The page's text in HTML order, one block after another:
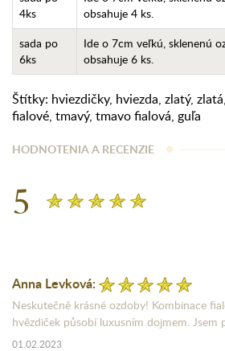
4ks
obsahuje 4 ks.
sada po
6ks
Ide o 7cm veľkú, sklenenú
obsahuje 6 ks.
Štítky: hviezdičky, hviezda, zlatý, zlatá,
fialové, tmavý, tmavo fialová, guľa
HODNOTENIA A RECENZIE
5
Anna Levková:
Neskutečně krásné ozdoby! Kombinace
hvězdiček působí luxusním dojmem. Jsem
01.02.2023